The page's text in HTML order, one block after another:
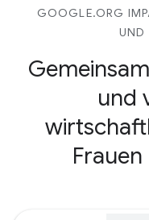
GOOGLE.ORG
UND
und